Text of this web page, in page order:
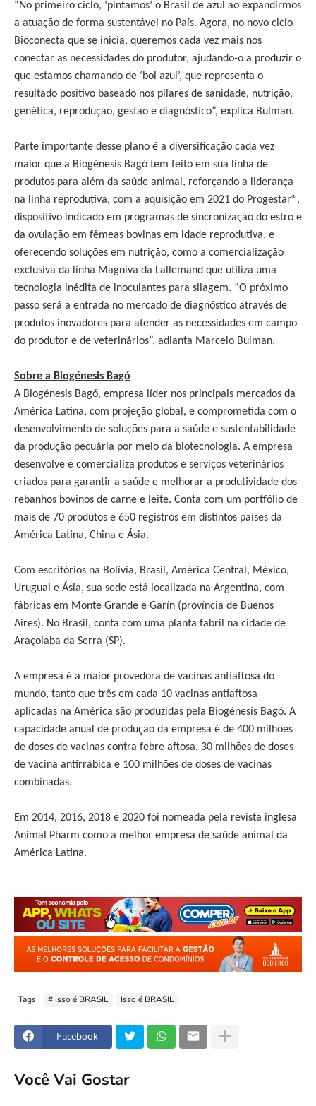
“No primeiro ciclo, ‘pintamos’ o Brasil de azul ao expandirmos
a atuação de forma sustentável no País. Agora, no novo ciclo
Bioconecta que se inicia, queremos cada vez mais nos
conectar as necessidades do produtor, ajudando-o a produzir o
que estamos chamando de ‘boi azul’, que representa o
resultado positivo baseado nos pilares de sanidade, nutrição,
genética, reprodução, gestão e diagnóstico”, explica Bulman.
Parte importante desse plano é a diversificação cada vez
maior que a Biogénesis Bagó tem feito em sua linha de
produtos para além da saúde animal, reforçando a liderança
na linha reprodutiva, com a aquisição em 2021 do Progestar®,
dispositivo indicado em programas de sincronização do estro e
da ovulação em fêmeas bovinas em idade reprodutiva, e
oferecendo soluções em nutrição, como a comercialização
exclusiva da linha Magniva da Lallemand que utiliza uma
tecnologia inédita de inoculantes para silagem. “O próximo
passo será a entrada no mercado de diagnóstico através de
produtos inovadores para atender as necessidades em campo
do produtor e de veterinários”, adianta Marcelo Bulman.
Sobre a Biogénesis Bagó
A Biogénesis Bagó, empresa líder nos principais mercados da
América Latina, com projeção global, e comprometida com o
desenvolvimento de soluções para a saúde e sustentabilidade
da produção pecuária por meio da biotecnologia. A empresa
desenvolve e comercializa produtos e serviços veterinários
criados para garantir a saúde e melhorar a produtividade dos
rebanhos bovinos de carne e leite. Conta com um portfólio de
mais de 70 produtos e 650 registros em distintos países da
América Latina, China e Ásia.
Com escritórios na Bolívia, Brasil, América Central, México,
Uruguai e Ásia, sua sede está localizada na Argentina, com
fábricas em Monte Grande e Garín (província de Buenos
Aires). No Brasil, conta com uma planta fabril na cidade de
Araçoiaba da Serra (SP).
A empresa é a maior provedora de vacinas antiaftosa do
mundo, tanto que três em cada 10 vacinas antiaftosa
aplicadas na América são produzidas pela Biogénesis Bagó. A
capacidade anual de produção da empresa é de 400 milhões
de doses de vacinas contra febre aftosa, 30 milhões de doses
de vacina antirrábica e 100 milhões de doses de vacinas
combinadas.
Em 2014, 2016, 2018 e 2020 foi nomeada pela revista inglesa
Animal Pharm como a melhor empresa de saúde animal da
América Latina.
Tags # isso é BRASIL Isso é BRASIL
Facebook
Você Vai Gostar